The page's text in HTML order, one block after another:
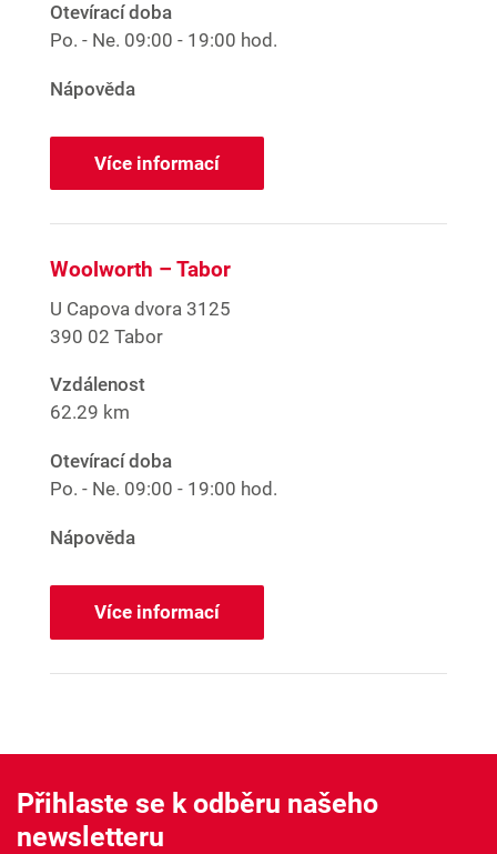
Otevírací doba
Po. - Ne. 09:00 - 19:00 hod.
Nápověda
Více informací
Woolworth – Tabor
U Capova dvora 3125
390 02 Tabor
Vzdálenost
62.29 km
Otevírací doba
Po. - Ne. 09:00 - 19:00 hod.
Nápověda
Více informací
Přihlaste se k odběru našeho
newsletteru